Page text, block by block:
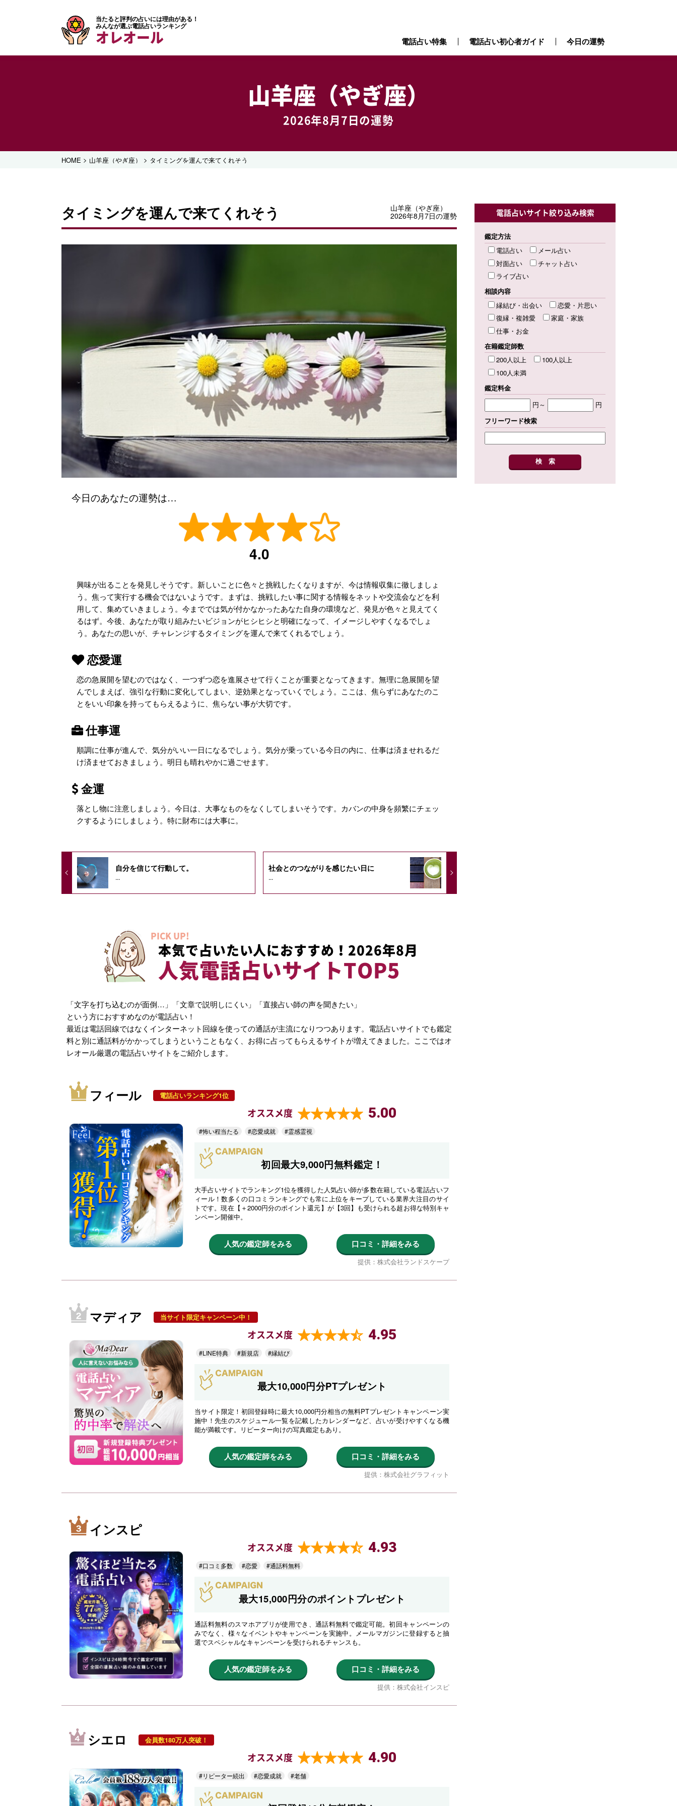
当たると評判の占いには理由がある！
みんなが選ぶ電話占いランキング
オレオール 電話占い特集 電話占い初心者ガイド 今日の運勢
山羊座（やぎ座）
2026年8月7日の運勢
HOME > 山羊座（やぎ座） > タイミングを運んで来てくれそう
タイミングを運んで来てくれそう
山羊座（やぎ座）
2026年8月7日の運勢
今日のあなたの運勢は…
4.0
興味が出ることを発見しそうです。新しいことに色々と挑戦したくなりますが、今は情報収集に徹しましょ
う。焦って実行する機会ではないようです。まずは、挑戦したい事に関する情報をネットや交流会などを利
用して、集めていきましょう。今まででは気が付かなかったあなた自身の環境など、発見が色々と見えてく
るはず。今後、あなたが取り組みたいビジョンがヒシヒシと明確になって、イメージしやすくなるでしょ
う。あなたの思いが、チャレンジするタイミングを運んで来てくれるでしょう。
恋愛運
恋の急展開を望むのではなく、一つずつ恋を進展させて行くことが重要となってきます。無理に急展開を望
んでしまえば、強引な行動に変化してしまい、逆効果となっていくでしょう。ここは、焦らずにあなたのこ
とをいい印象を持ってもらえるように、焦らない事が大切です。
仕事運
順調に仕事が進んで、気分がいい一日になるでしょう。気分が乗っている今日の内に、仕事は済ませれるだ
け済ませておきましょう。明日も晴れやかに過ごせます。
金運
落とし物に注意しましょう。今日は、大事なものをなくしてしまいそうです。カバンの中身を頻繁にチェッ
クするようにしましょう。特に財布には大事に。
自分を信じて行動して。
...
社会とのつながりを感じたい日に
...
PICK UP!
本気で占いたい人におすすめ！2026年8月
人気電話占いサイトTOP5
「文字を打ち込むのが面倒…」「文章で説明しにくい」「直接占い師の声を聞きたい」
という方におすすめなのが電話占い！
最近は電話回線ではなくインターネット回線を使っての通話が主流になりつつあります。電話占いサイトでも鑑定
料と別に通話料がかかってしまうということもなく、お得に占ってもらえるサイトが増えてきました。ここではオ
レオール厳選の電話占いサイトをご紹介します。
フィール 電話占いランキング1位
オススメ度 5.00
#怖い程当たる #恋愛成就 #霊感霊視
初回最大9,000円無料鑑定！
大手占いサイトでランキング1位を獲得した人気占い師が多数在籍している電話占いフ
ィール！数多くの口コミランキングでも常に上位をキープしている業界大注目のサイ
トです。現在【＋2000円分のポイント還元】が【3回】も受けられる超お得な特別キャ
ンペーン開催中。
人気の鑑定師をみる 口コミ・詳細をみる
提供：株式会社ランドスケープ
マディア 当サイト限定キャンペーン中！
オススメ度 4.95
#LINE特典 #新規店 #縁結び
最大10,000円分PTプレゼント
当サイト限定！初回登録時に最大10,000円分相当の無料PTプレゼントキャンペーン実
施中！先生のスケジュール一覧を記載したカレンダーなど、占いが受けやすくなる機
能が満載です。リピーター向けの写真鑑定もあり。
人気の鑑定師をみる 口コミ・詳細をみる
提供：株式会社グラフィット
インスピ
オススメ度 4.93
#口コミ多数 #恋愛 #通話料無料
最大15,000円分のポイントプレゼント
通話料無料のスマホアプリが使用でき、通話料無料で鑑定可能。初回キャンペーンの
みでなく、様々なイベントやキャンペーンを実施中。メールマガジンに登録すると抽
選でスペシャルなキャンペーンを受けられるチャンスも。
人気の鑑定師をみる 口コミ・詳細をみる
提供：株式会社インスピ
シエロ 会員数180万人突破！
オススメ度 4.90
#リピーター続出 #恋愛成就 #老舗
電話占いサイト絞り込み検索
鑑定方法
電話占い
メール占い
対面占い
チャット占い
ライブ占い
相談内容
縁結び・出会い
恋愛・片思い
復縁・複雑愛
家庭・家族
仕事・お金
在籍鑑定師数
200人以上
100人以上
100人未満
鑑定料金
円～
円
フリーワード検索